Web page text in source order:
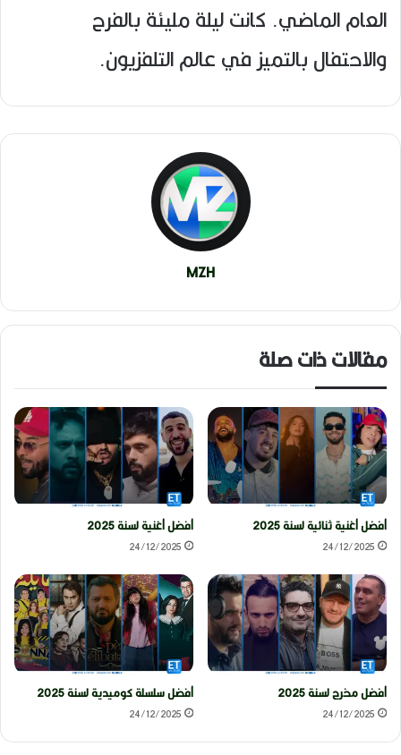
العام الماضي. كانت ليلة مليئة بالفرح
والاحتفال بالتميز في عالم التلفزيون.
MZH
مقالات ذات صلة
أفضل أغنية ثنائية لسنة 2025
24/12/2025
أفضل أغنية لسنة 2025
24/12/2025
أفضل مخرج لسنة 2025
24/12/2025
أفضل سلسلة كوميدية لسنة 2025
24/12/2025